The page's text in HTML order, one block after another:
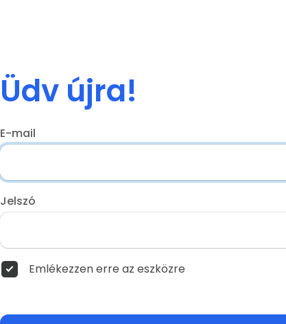
Üdv újra!
E-mail
Jelszó
Emlékezzen erre az eszközre